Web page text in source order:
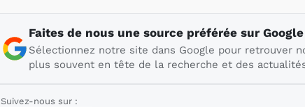
Faites de nous une source préférée sur Google
Sélectionnez notre site dans Google pour retrouver
plus souvent en tête de la recherche et des
Suivez-nous sur :